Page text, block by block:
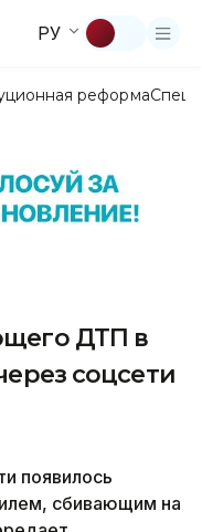
РУ
реформа
ДТП в
соцсети
появилось
сбивающим на